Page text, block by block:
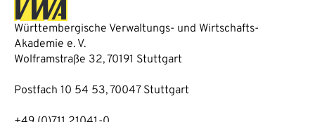
Württembergische Verwaltungs- und Wirtschafts-
Akademie e. V.
Wolframstraße 32, 70191 Stuttgart
Postfach 10 54 53, 70047 Stuttgart